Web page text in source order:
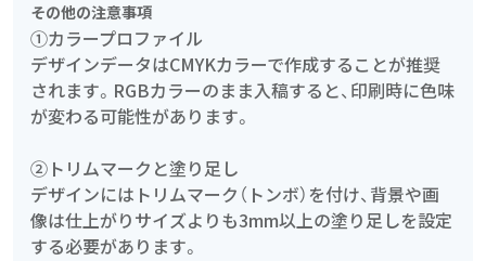
その他の注意事項
①カラープロファイル
デザインデータはCMYKカラーで作成することが推奨
されます。RGBカラーのまま入稿すると、印刷時に色味
が変わる可能性があります。
②トリムマークと塗り足し
デザインにはトリムマーク（トンボ）を付け、背景や画
像は仕上がりサイズよりも3mm以上の塗り足しを設定
する必要があります。